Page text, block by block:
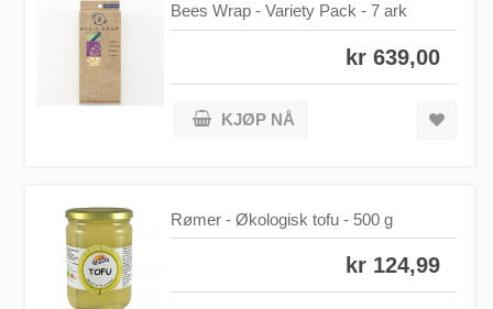
Bees Wrap - Variety Pack - 7 ark
kr 639,00
KJØP NÅ
Rømer - Økologisk tofu - 500 g
kr 124,99